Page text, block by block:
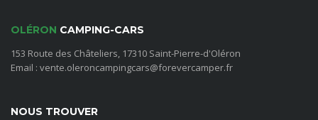
OLÉRON CAMPING-CARS
153 Route des Châteliers, 17310 Saint-Pierre-d'Oléron
Email : vente.oleroncampingcars@forevercamper.fr
NOUS TROUVER